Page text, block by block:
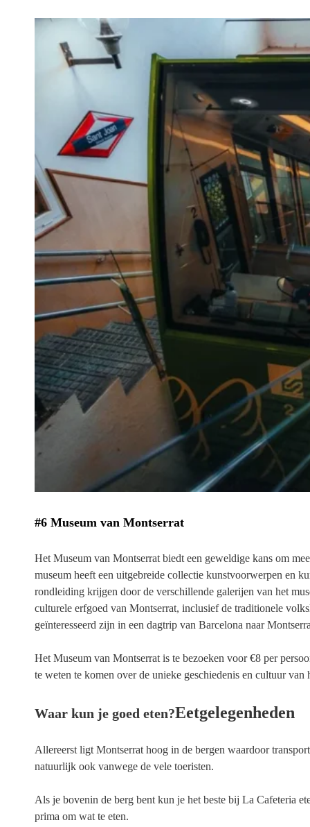
#6 Museum van Montserrat
Het Museum van Montserrat biedt een geweldige kans om
museum heeft een uitgebreide collectie kunstvoorwerpen en
rondleiding krijgen door de verschillende galerijen van het
culturele erfgoed van Montserrat, inclusief de traditionele
geïnteresseerd zijn in een dagtrip van Barcelona naar
Het Museum van Montserrat is te bezoeken voor €8 per
te weten te komen over de unieke geschiedenis en cultuur van
Waar kun je goed eten?Eetgelegenheden
Allereerst ligt Montserrat hoog in de bergen waardoor
natuurlijk ook vanwege de vele toeristen.
Als je bovenin de berg bent kun je het beste bij La Cafeteria
prima om wat te eten.